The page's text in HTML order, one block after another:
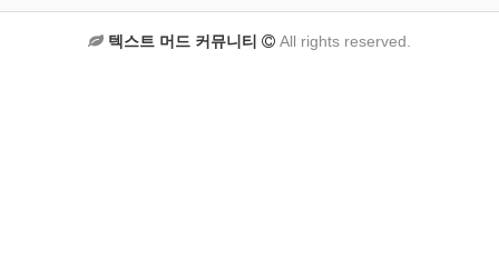
텍스트 머드 커뮤니티 All rights reserved.